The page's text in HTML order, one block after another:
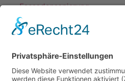
Fassadensanierung
Malerarbeiten
Wandsbelagsarbeiten
Kontakt
info@malermeisterfabian.de
05322 869319